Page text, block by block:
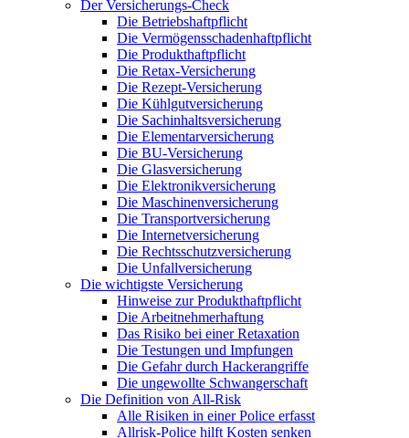
Der Versicherungs-Check
Die Betriebshaftpflicht
Die Vermögensschadenhaftpflicht
Die Produkthaftpflicht
Die Retax-Versicherung
Die Rezept-Versicherung
Die Kühlgutversicherung
Die Sachinhaltsversicherung
Die Elementarversicherung
Die BU-Versicherung
Die Glasversicherung
Die Elektronikversicherung
Die Maschinenversicherung
Die Transportversicherung
Die Internetversicherung
Die Rechtsschutzversicherung
Die Unfallversicherung
Die wichtigste Versicherung
Hinweise zur Produkthaftpflicht
Die Arbeitnehmerhaftung
Das Risiko bei einer Retaxation
Die Testungen und Impfungen
Die Gefahr durch Hackerangriffe
Die ungewollte Schwangerschaft
Die Definition von All-Risk
Alle Risiken in einer Police erfasst
Allrisk-Police hilft Kosten senken